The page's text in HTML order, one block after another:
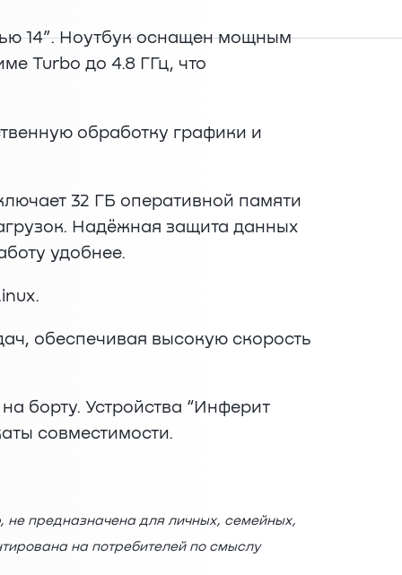
14”. Ноутбук оснащен мощным
Turbo до 4.8 ГГц, что
обработку графики и
32 ГБ оперативной памяти
Надёжная защита данных
удобнее.
обеспечивая высокую скорость
борту. Устройства “Инферит
совместимости.
не предназначена для личных, семейных,
на потребителей по смыслу